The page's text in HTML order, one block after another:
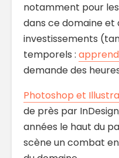
notamment pour
dans ce domaine et
investissements
temporels :
demande des
Photoshop et
de près par
années le haut du
scène un combat